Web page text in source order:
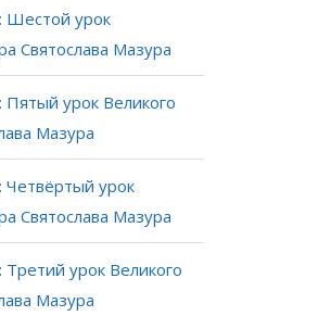
Шестой урок
Святослава Мазура
Пятый урок Великого
Мазура
Четвёртый урок
Святослава Мазура
Третий урок Великого
Мазура